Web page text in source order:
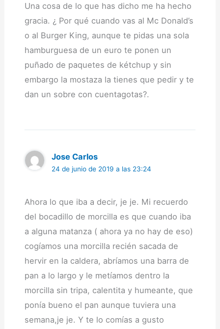
Una cosa de lo que has dicho me ha hecho
gracia. ¿ Por qué cuando vas al Mc Donald’s
o al Burger King, aunque te pidas una sola
hamburguesa de un euro te ponen un
puñado de paquetes de kétchup y sin
embargo la mostaza la tienes que pedir y te
dan un sobre con cuentagotas?.
Jose Carlos
24 de junio de 2019 a las 23:24
Ahora lo que iba a decir, je je. Mi recuerdo
del bocadillo de morcilla es que cuando iba
a alguna matanza ( ahora ya no hay de eso)
cogíamos una morcilla recién sacada de
hervir en la caldera, abríamos una barra de
pan a lo largo y le metíamos dentro la
morcilla sin tripa, calentita y humeante, que
ponía bueno el pan aunque tuviera una
semana,je je. Y te lo comías a gusto